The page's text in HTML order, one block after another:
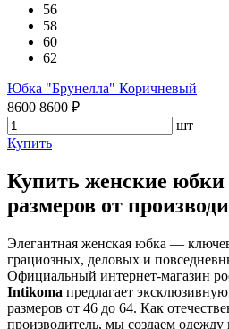
56
58
60
62
Юбка "Брунелла" Коричневый
8600 8600 ₽
шт
Купить
Купить женские
размеров от
Элегантная женская юбка —
грациозных, деловых и
Официальный интернет-магазин
Intikoma предлагает
размеров от 46 до 64. Как
производитель, мы создаем